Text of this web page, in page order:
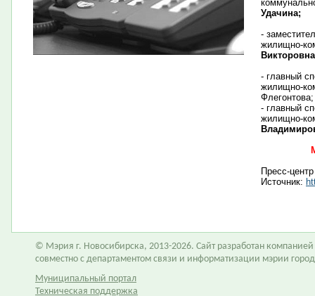
Удачина;
-
жилищно-
- главный
жилищно-
Флегонтова;
- главный
жилищно-
Пресс-
Источник:
© Мэрия г. Новосибирска, 2013-2026. Сайт разработан компанией
совместно с департаментом связи и информатизации мэрии
Муниципальный портал
Техническая поддержка